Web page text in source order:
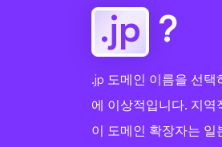
.jp ?
.jp 도메인 이름을 선
에 이상적입니다. 지
이 도메인 확장자는